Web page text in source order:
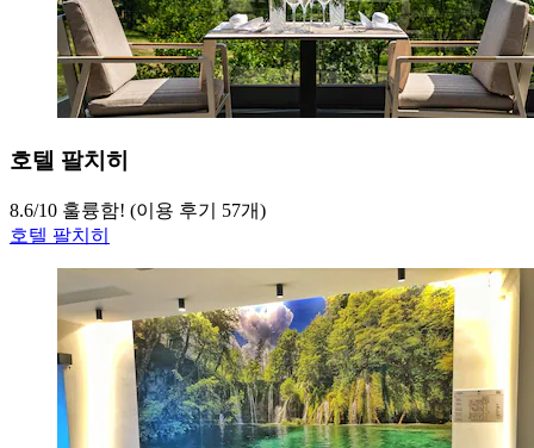
호텔 팔치히
8.6/10 훌륭함! (이용 후기 57개)
호텔 팔치히